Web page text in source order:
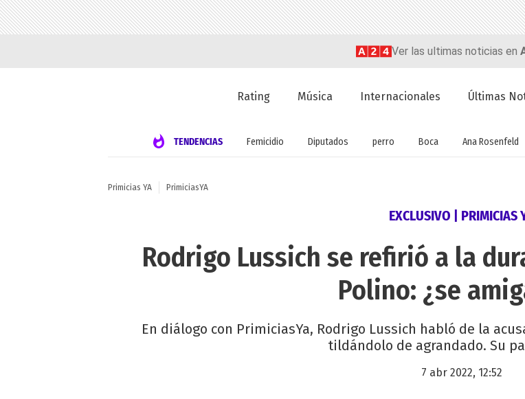
Ver las ultimas noticias en
Rating Música Internacionales Últimas
TENDENCIAS Femicidio Diputados perro Boca Ana Rosenfeld
Primicias YA PrimiciasYA
EXCLUSIVO | PRIMICIAS
Rodrigo Lussich se refirió a la
Polino: ¿se
En diálogo con PrimiciasYa, Rodrigo Lussich habló de la
tildándolo de agrandado. Su
7 abr 2022, 12:52